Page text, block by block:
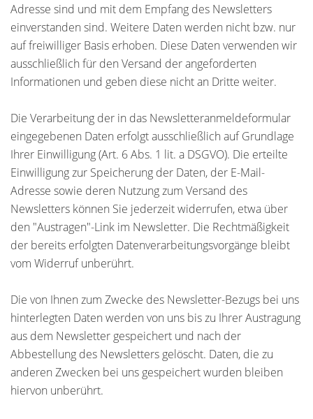
Adresse sind und mit dem Empfang des Newsletters
einverstanden sind. Weitere Daten werden nicht bzw. nur
auf freiwilliger Basis erhoben. Diese Daten verwenden wir
ausschließlich für den Versand der angeforderten
Informationen und geben diese nicht an Dritte weiter.
Die Verarbeitung der in das Newsletteranmeldeformular
eingegebenen Daten erfolgt ausschließlich auf Grundlage
Ihrer Einwilligung (Art. 6 Abs. 1 lit. a DSGVO). Die erteilte
Einwilligung zur Speicherung der Daten, der E-Mail-
Adresse sowie deren Nutzung zum Versand des
Newsletters können Sie jederzeit widerrufen, etwa über
den "Austragen"-Link im Newsletter. Die Rechtmäßigkeit
der bereits erfolgten Datenverarbeitungsvorgänge bleibt
vom Widerruf unberührt.
Die von Ihnen zum Zwecke des Newsletter-Bezugs bei uns
hinterlegten Daten werden von uns bis zu Ihrer Austragung
aus dem Newsletter gespeichert und nach der
Abbestellung des Newsletters gelöscht. Daten, die zu
anderen Zwecken bei uns gespeichert wurden bleiben
hiervon unberührt.